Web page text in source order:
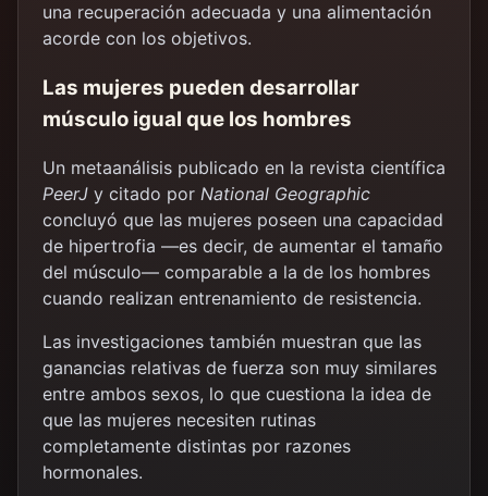
una recuperación adecuada y una alimentación
acorde con los objetivos.
Las mujeres pueden desarrollar
músculo igual que los hombres
Un metaanálisis publicado en la revista científica
PeerJ y citado por National Geographic
concluyó que las mujeres poseen una capacidad
de hipertrofia —es decir, de aumentar el tamaño
del músculo— comparable a la de los hombres
cuando realizan entrenamiento de resistencia.
Las investigaciones también muestran que las
ganancias relativas de fuerza son muy similares
entre ambos sexos, lo que cuestiona la idea de
que las mujeres necesiten rutinas
completamente distintas por razones
hormonales.